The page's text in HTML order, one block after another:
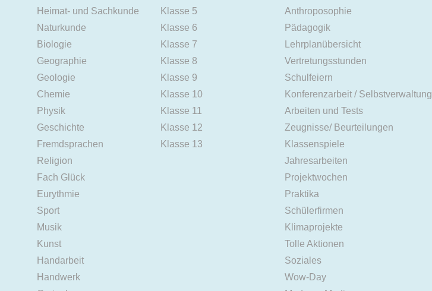
Heimat- und Sachkunde
Naturkunde
Biologie
Geographie
Geologie
Chemie
Physik
Geschichte
Fremdsprachen
Religion
Fach Glück
Eurythmie
Sport
Musik
Kunst
Handarbeit
Handwerk
Klasse 5
Klasse 6
Klasse 7
Klasse 8
Klasse 9
Klasse 10
Klasse 11
Klasse 12
Klasse 13
Anthroposophie
Pädagogik
Lehrplanübersicht
Vertretungsstunden
Schulfeiern
Konferenzarbeit / Selbstverwaltung
Arbeiten und Tests
Zeugnisse/ Beurteilungen
Klassenspiele
Jahresarbeiten
Projektwochen
Praktika
Schülerfirmen
Klimaprojekte
Tolle Aktionen
Soziales
Wow-Day